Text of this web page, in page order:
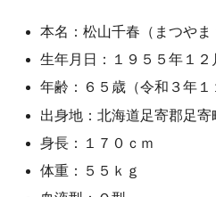
本名：松山千春（まつやま
生年月日：１９５５年１２
年齢：６５歳（令和３年１
出身地：北海道足寄郡足寄
身長：１７０ｃｍ
体重：５５ｋｇ